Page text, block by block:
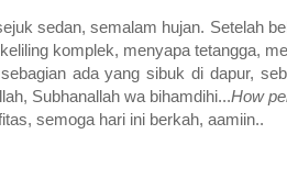
sedan, semalam hujan. Setelah
komplek, menyapa tetangga,
ada yang sibuk di dapur,
Subhanallah wa bihamdihi...How
semoga hari ini berkah, aamiin..